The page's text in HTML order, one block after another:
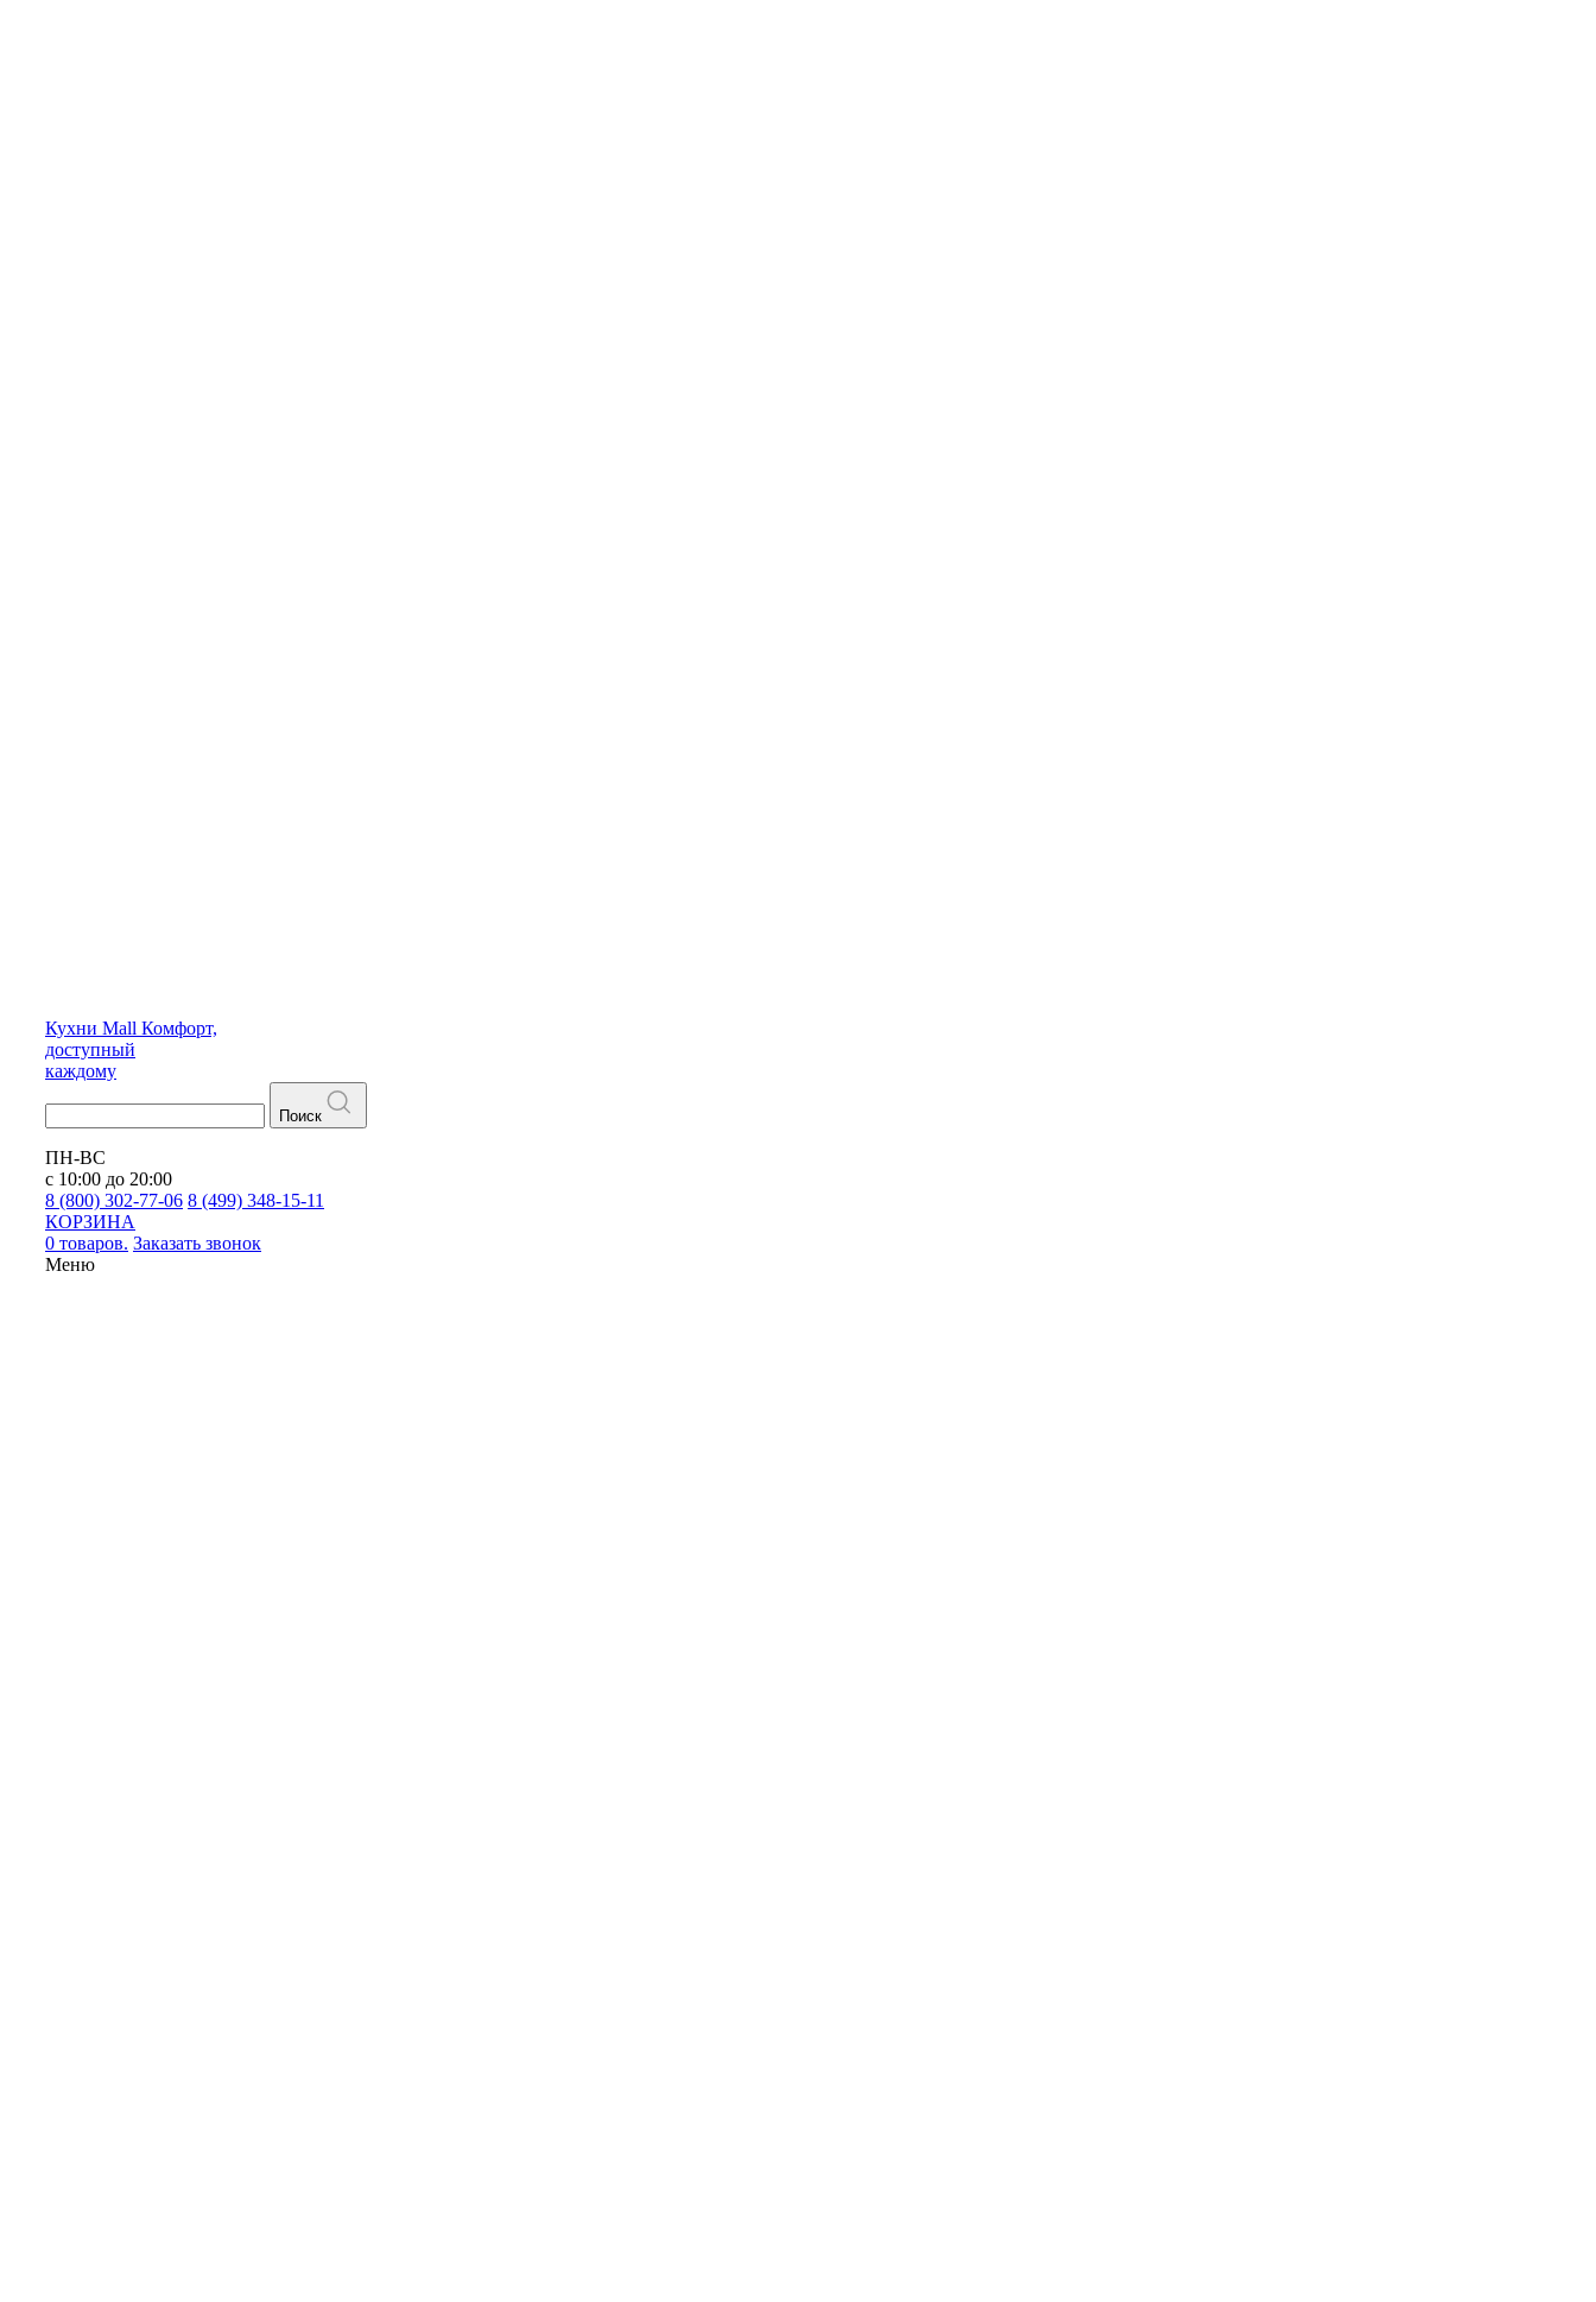
Кухни Mall Комфорт,
доступный
каждому
Поиск
ПН-ВС
с 10:00 до 20:00
8 (800) 302-77-06 8 (499) 348-15-11
КОРЗИНА
0 товаров. Заказать звонок
Меню